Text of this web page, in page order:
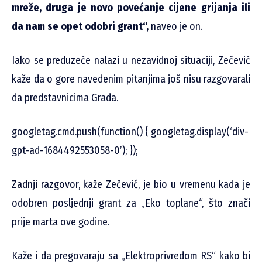
mreže, druga je novo povećanje cijene grijanja ili
da nam se opet odobri grant“, naveo je on.
Iako se preduzeće nalazi u nezavidnoj situaciji, Zečević
kaže da o gore navedenim pitanjima još nisu razgovarali
da predstavnicima Grada.
googletag.cmd.push(function() { googletag.display(‘div-
gpt-ad-1684492553058-0’); });
Zadnji razgovor, kaže Zečević, je bio u vremenu kada je
odobren posljednji grant za „Eko toplane“, što znači
prije marta ove godine.
Kaže i da pregovaraju sa „Elektroprivredom RS“ kako bi